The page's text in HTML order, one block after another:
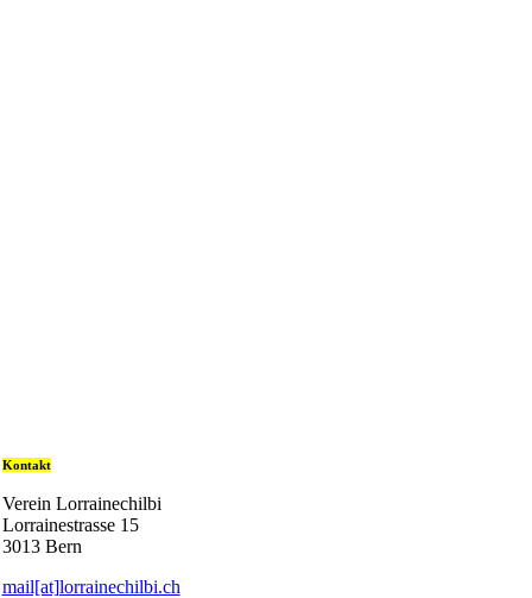
Kontakt
Verein Lorrainechilbi
Lorrainestrasse 15
3013 Bern
mail[at]lorrainechilbi.ch